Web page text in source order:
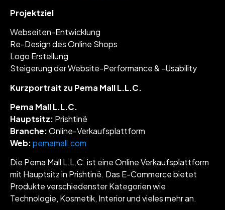
Projektziel
Webseiten-Entwicklung
Re-Design des Online Shops
Logo Erstellung
Steigerung der Website-Performance & -Usability
Kurzportrait zu Pema Mall L.L.C.
Pema Mall L.L.C.
Hauptsitz: Prishtinë
Branche:Online-Verkaufsplattform
Web:pemamall.com
Die Pema Mall L.L.C. ist eine Online Verkaufsplattform
mit Hauptsitz in Prishtinë. Das E-Commerce bietet
Produkte verschiedenster Kategorien wie
Technologie, Kosmetik, Interior und vieles mehr an.